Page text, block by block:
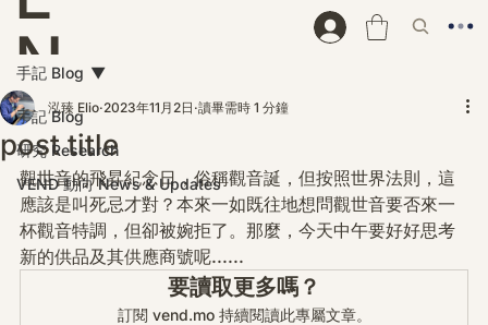
N
D
手記 Blog
研究 Research
VEND 動向 News & Updates
手記 Blog
post title
泓臻 Elio 2023年11月2日 讀畢需時 1 分鐘
觀世音的飛昇紀念日，俗稱觀音誕，但按照世界法則，這
應該是叫死忌才對？本來一如既往地想問觀世音要否來一
杯觀音特調，但卻被婉拒了。那麼，今天中午要好好思考
新的供品及其供應商號呢......
要讀取更多嗎？
訂閱 vend.mo 持續閱讀此專屬文章。